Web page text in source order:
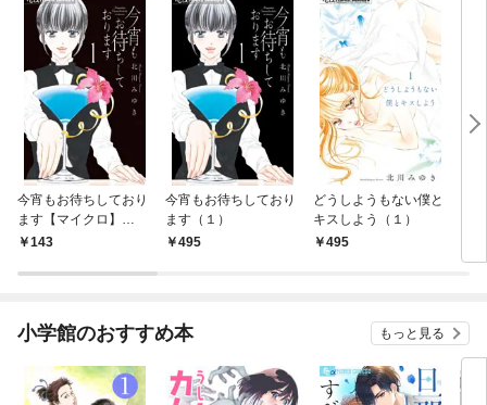
今宵もお待ちしており
ます【マイクロ】
（１）
143
今宵もお待ちしており
ます（１）
495
どうしようもない僕と
キスしよう（１）
495
小学館のおすすめ本 もっと見る